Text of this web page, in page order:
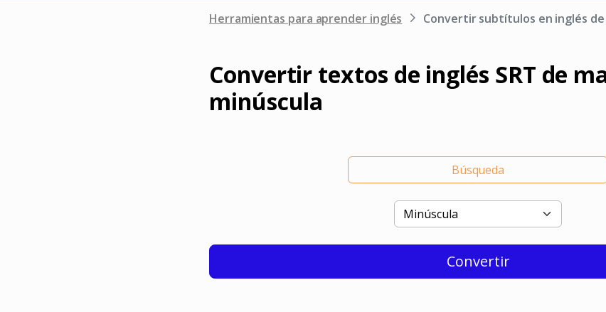
Herramientas para aprender inglés Convertir subtítulos en inglés de
Convertir textos de inglés SRT de
minúscula
Búsqueda
Convertir